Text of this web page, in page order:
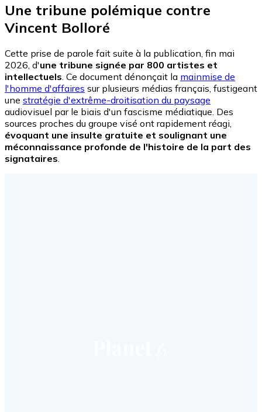
Une tribune polémique contre
Vincent Bolloré
Cette prise de parole fait suite à la publication, fin mai
2026, d'une tribune signée par 800 artistes et
intellectuels. Ce document dénonçait la mainmise de
l'homme d'affaires sur plusieurs médias français, fustigeant
une stratégie d'extrême-droitisation du paysage
audiovisuel par le biais d'un fascisme médiatique. Des
sources proches du groupe visé ont rapidement réagi,
évoquant une insulte gratuite et soulignant une
méconnaissance profonde de l'histoire de la part des
signataires.